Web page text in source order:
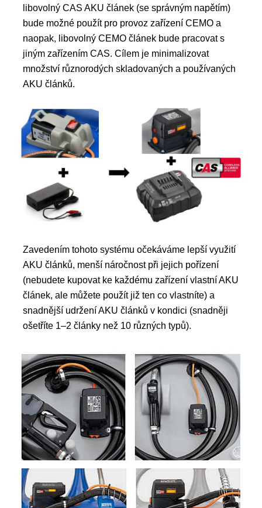
libovolný CAS AKU článek (se správným napětím)
bude možné použít pro provoz zařízení CEMO a
naopak, libovolný CEMO článek bude pracovat s
jiným zařízením CAS. Cílem je minimalizovat
množství různorodých skladovaných a používaných
AKU článků.
Zavedením tohoto systému očekáváme lepší využití
AKU článků, menší náročnost při jejich pořízení
(nebudete kupovat ke každému zařízení vlastní AKU
článek, ale můžete použít již ten co vlastníte) a
snadnější udržení AKU článků v kondici (snadněji
ošetříte 1–2 články než 10 různých typů).